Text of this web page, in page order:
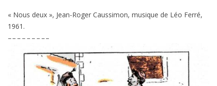
« Nous deux », Jean-Roger Caussimon, musique de Léo Ferré,
1961 .
– – – – – – – – –